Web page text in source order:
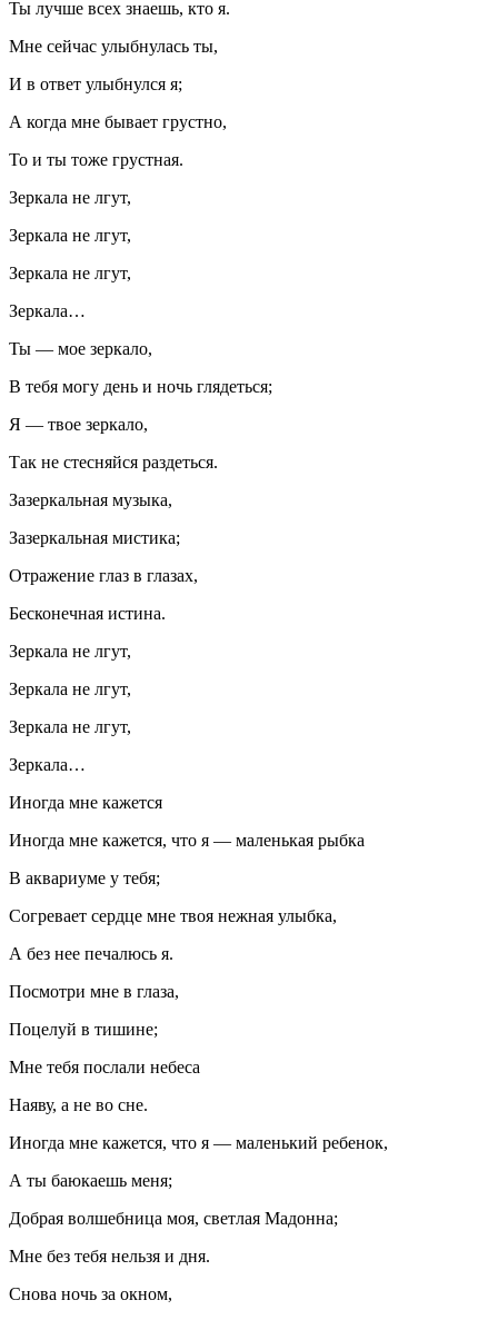
Ты лучше всех знаешь, кто я.
Мне сейчас улыбнулась ты,
И в ответ улыбнулся я;
А когда мне бывает грустно,
То и ты тоже грустная.
Зеркала не лгут,
Зеркала не лгут,
Зеркала не лгут,
Зеркала…
Ты — мое зеркало,
В тебя могу день и ночь глядеться;
Я — твое зеркало,
Так не стесняйся раздеться.
Зазеркальная музыка,
Зазеркальная мистика;
Отражение глаз в глазах,
Бесконечная истина.
Зеркала не лгут,
Зеркала не лгут,
Зеркала не лгут,
Зеркала…
Иногда мне кажется
Иногда мне кажется, что я — маленькая рыбка
В аквариуме у тебя;
Согревает сердце мне твоя нежная улыбка,
А без нее печалюсь я.
Посмотри мне в глаза,
Поцелуй в тишине;
Мне тебя послали небеса
Наяву, а не во сне.
Иногда мне кажется, что я — маленький ребенок,
А ты баюкаешь меня;
Добрая волшебница моя, светлая Мадонна;
Мне без тебя нельзя и дня.
Снова ночь за окном,